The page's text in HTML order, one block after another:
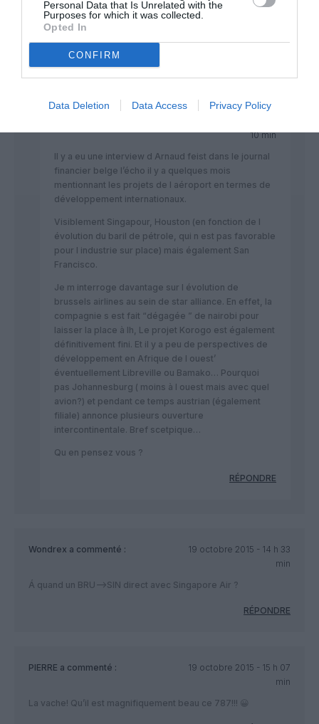
Personal Data that Is Unrelated with the
Purposes for which it was collected.
Opted In
CONFIRM
Data Deletion Data Access Privacy Policy
de devenir une ville mondiale. Ceux qui remplissent
les Thalys entre Paris/Amsterdam et Bruxelles
travaillent en grande majorité dans les institutions
européennes qui sont supranationales c’est dire…
10 min
Il y a eu une interview d Arnaud feist dans le journal
financier belge l’écho il y a quelques mois
mentionnant les projets de l aéroport en termes de
développement internationaux.
Visiblement Singapour, Houston (en fonction de l
évolution du baril de pétrole, qui n est pas favorable
pour l industrie sur place) mais également San
Francisco.
Je m interroge davantage sur l évolution de
brussels airlines au sein de star alliance. En effet, la
compagnie s est fait “dégagée ” de nairobi pour
laisser la place à lh, Le projet Korogo est également
définitivement fini. Et il y a peu de perspectives de
développement en Afrique de l ouest’
éventuellement Libreville ou Bamako… Pourquoi
pas Johannesburg ( moins à l ouest mais avec quel
avion?) et pendant ce temps austrian (également
filiale) annonce plusieurs ouverture
intercontinentale. Bref scetpique…
Qu en pensez vous ?
RÉPONDRE
Wondrex a commenté :
19 octobre 2015 - 14 h 33
min
Á quand un BRU–>SIN direct avec Singapore Air ?
RÉPONDRE
PIERRE a commenté :
19 octobre 2015 - 15 h 07
min
La vache! Qu’il est magnifiquement beau ce 787!!! 😀